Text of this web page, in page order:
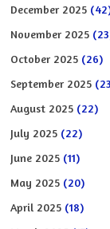
December 2025
November 2025
October 2025 (26)
September 2025
August 2025 (22)
July 2025 (22)
June 2025 (11)
May 2025 (20)
April 2025 (18)